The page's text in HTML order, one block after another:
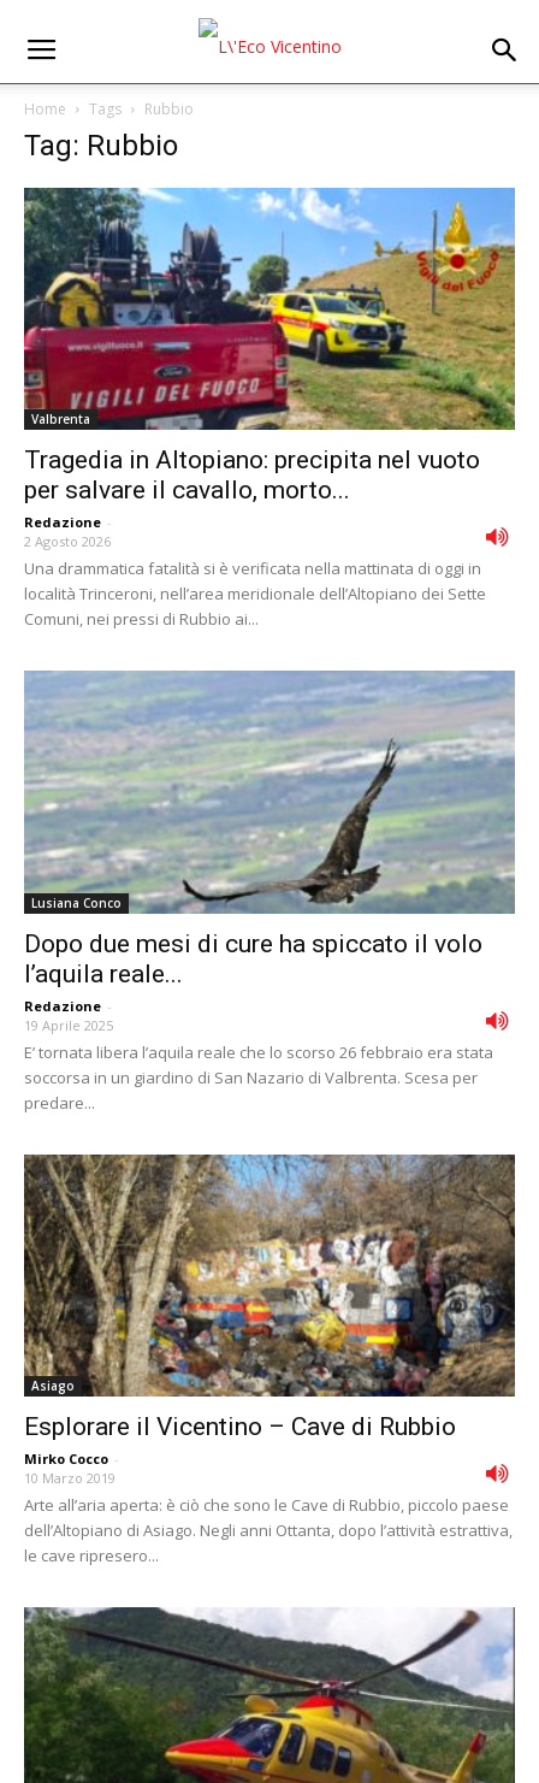
Home Tags Rubbio
Tag: Rubbio
Valbrenta
Tragedia in Altopiano: precipita nel vuoto
per salvare il cavallo, morto...
Redazione -
2 Agosto 2026
Una drammatica fatalità si è verificata nella mattinata di oggi in
località Trinceroni, nell’area meridionale dell’Altopiano dei Sette
Comuni, nei pressi di Rubbio ai...
Lusiana Conco
Dopo due mesi di cure ha spiccato il volo
l’aquila reale...
Redazione -
19 Aprile 2025
E’ tornata libera l’aquila reale che lo scorso 26 febbraio era stata
soccorsa in un giardino di San Nazario di Valbrenta. Scesa per
predare...
Asiago
Esplorare il Vicentino – Cave di Rubbio
Mirko Cocco -
10 Marzo 2019
Arte all’aria aperta: è ciò che sono le Cave di Rubbio, piccolo paese
dell’Altopiano di Asiago. Negli anni Ottanta, dopo l’attività estrattiva,
le cave ripresero...